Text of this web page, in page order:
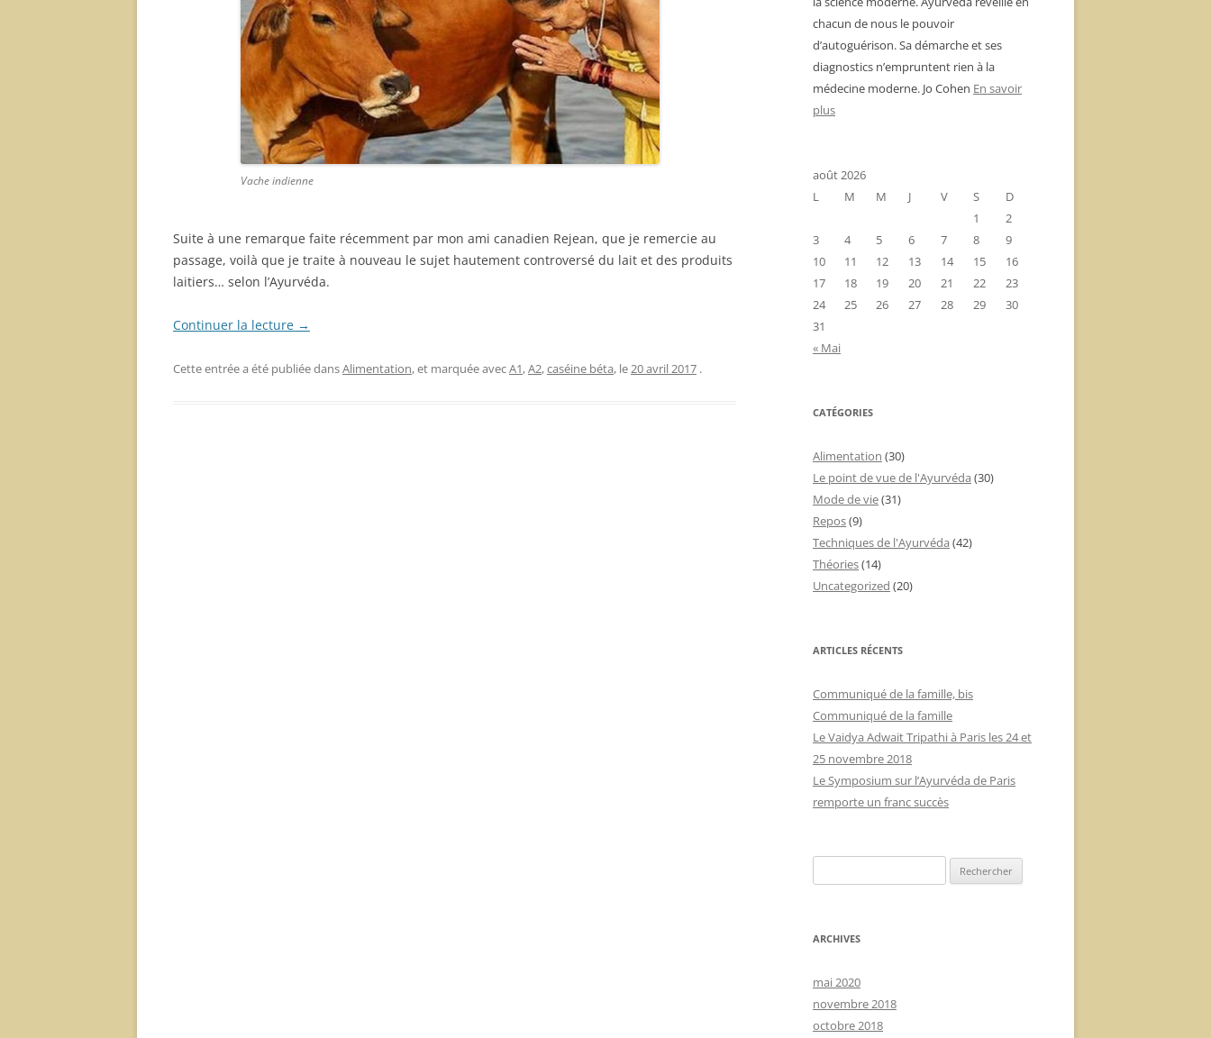
Vache indienne
Suite à une remarque faite récemment par mon ami canadien Rejean, que je remercie au
passage, voilà que je traite à nouveau le sujet hautement controversé du lait et des produits
laitiers… selon l’Ayurvéda.
Continuer la lecture →
Cette entrée a été publiée dansAlimentation, et marquée avecA1,A2,caséine béta, le20 avril 2017 .
chacun de nous le pouvoir
d’autoguérison. Sa démarche et ses
diagnostics n’empruntent rien à la
médecine moderne. Jo Cohen En savoir
plus
août 2026
L
M M J V S
D
1
2
3
4 5 6 7 8
9
10
11 12 13 14 15
16
17
18 19 20 21 22
23
24
25 26 27 28 29
30
31
« Mai
CATÉGORIES
Alimentation (30)
Le point de vue de l'Ayurvéda (30)
Mode de vie(31)
Repos(9)
Techniques de l'Ayurvéda (42)
Théories(14)
Uncategorized (20)
ARTICLES RÉCENTS
Communiqué de la famille, bis
Communiqué de la famille
Le Vaidya Adwait Tripathi à Paris les 24 et
25 novembre 2018
Le Symposium sur l’Ayurvéda de Paris
remporte un franc succès
ARCHIVES
mai 2020
novembre 2018
octobre 2018